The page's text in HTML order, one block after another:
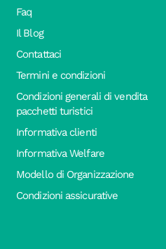
Faq
Il Blog
Contattaci
Termini e condizioni
Condizioni generali di vendita
pacchetti turistici
Informativa clienti
Informativa Welfare
Modello di Organizzazione
Condizioni assicurative